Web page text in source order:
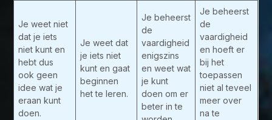
Je weet niet
dat je iets
niet kunt en
hebt dus
ook geen
idee wat je
eraan kunt
doen.
Je weet dat
je iets niet
kunt en gaat
beginnen
het te leren.
Je beheerst
de
vaardigheid
enigszins
en weet wat
je kunt
doen om er
beter in te
Je beheerst
de
vaardigheid
en hoeft er
bij het
toepassen
niet al teveel
meer over
na te